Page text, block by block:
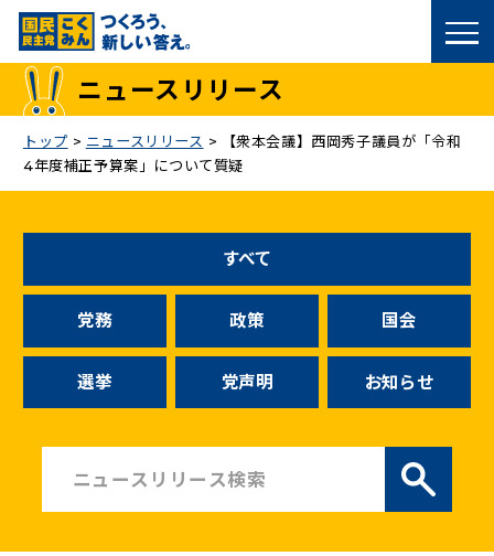
国民民主党トップ
議員
候補者公募
こくみん政治塾
お問い合わせ
ニュースリリース
ニュースリリース
トップ > ニュースリリース >
【衆本会議】西岡秀子議員が「令和
4年度補正予算案」について質疑
すべて
党務 政策 国会
選挙 党声明 お知らせ